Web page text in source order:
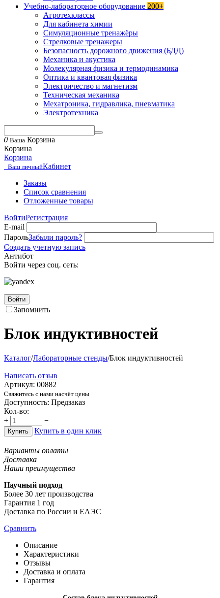
Учебно-лабораторное оборудование 200+
Агротехклассы
Для кабинета химии
Симуляционные тренажёры
Стрелковые тренажеры
Безопасность дорожного движения (БДД)
Механика и акустика
Молекулярная физика и термодинамика
Оптика и квантовая физика
Электричество и магнетизм
Техническая механика
Мехатроника, гидравлика, пневматика
Электротехника
0 Ваша Корзина
Корзина
Корзина
Ваш личныйКабинет
Заказы
Список сравнения
Отложенные товары
ВойтиРегистрация
E-mail
ПарольЗабыли пароль?
Создать учетную запись
Антибот
Войти через соц. сеть:
Войти
Запомнить
Блок индуктивностей
Каталог/Лабораторные стенды/Блок индуктивностей
Написать отзыв
Артикул: 00882
Свяжитесь с нами насчёт цены
Доступность: Предзаказ
Кол-во:
+
−
Купить Купить в один клик
Варианты оплаты
Доставка
Наши преимущества
Научный подход
Более 30 лет производства
Гарантия 1 год
Доставка по России и ЕАЭС
Сравнить
Описание
Характеристики
Отзывы
Доставка и оплата
Гарантия